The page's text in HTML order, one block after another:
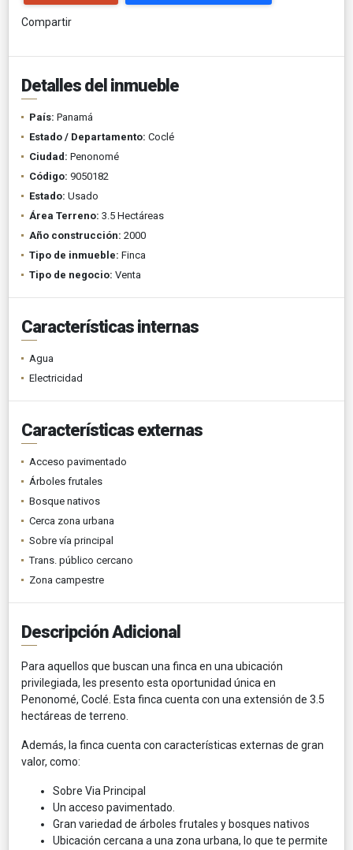
Compartir
Detalles del inmueble
País: Panamá
Estado / Departamento: Coclé
Ciudad: Penonomé
Código: 9050182
Estado: Usado
Área Terreno: 3.5 Hectáreas
Año construcción: 2000
Tipo de inmueble: Finca
Tipo de negocio: Venta
Características internas
Agua
Electricidad
Características externas
Acceso pavimentado
Árboles frutales
Bosque nativos
Cerca zona urbana
Sobre vía principal
Trans. público cercano
Zona campestre
Descripción Adicional
Para aquellos que buscan una finca en una ubicación
privilegiada, les presento esta oportunidad única en
Penonomé, Coclé. Esta finca cuenta con una extensión de 3.5
hectáreas de terreno.
Además, la finca cuenta con características externas de gran
valor, como:
Sobre Via Principal
Un acceso pavimentado.
Gran variedad de árboles frutales y bosques nativos
Ubicación cercana a una zona urbana, lo que te permite